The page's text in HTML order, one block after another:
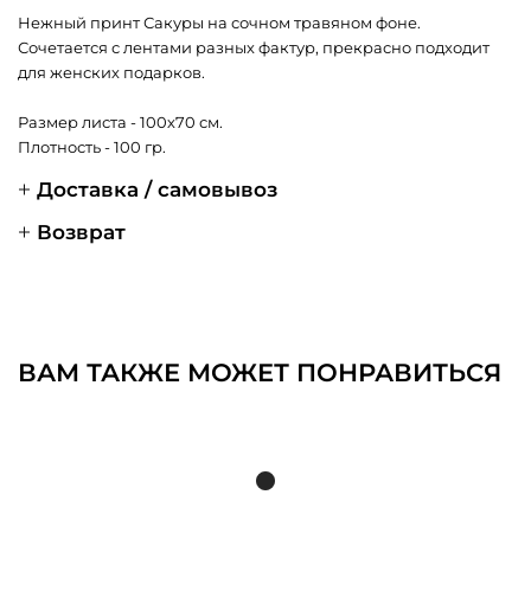
Нежный принт Сакуры на сочном травяном фоне.
Сочетается с лентами разных фактур, прекрасно подходит
для женских подарков.
Размер листа - 100х70 см.
Плотность - 100 гр.
Доставка / самовывоз
Возврат
ВАМ ТАКЖЕ МОЖЕТ ПОНРАВИТЬСЯ